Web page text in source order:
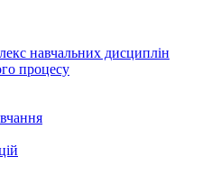
навчальних дисциплін
процесу